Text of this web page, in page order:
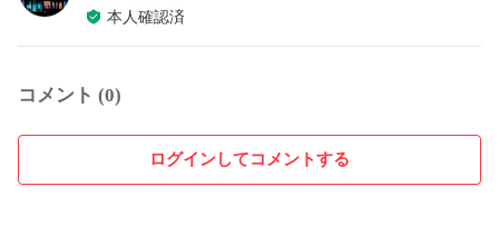
本人確認済
コメント (0)
ログインしてコメントする